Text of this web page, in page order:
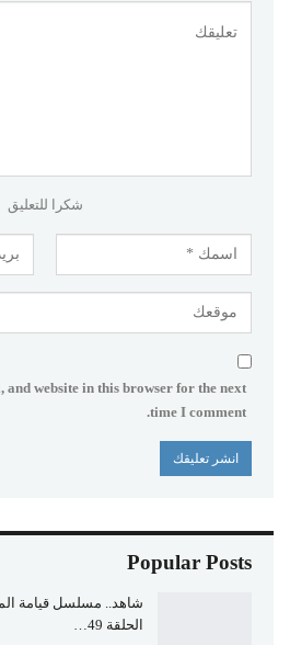
شكرا للتعليق
and website in this browser for the next
time I comment.
Popular Posts
شاهد.. مسلسل قيامة
الحلقة 49…